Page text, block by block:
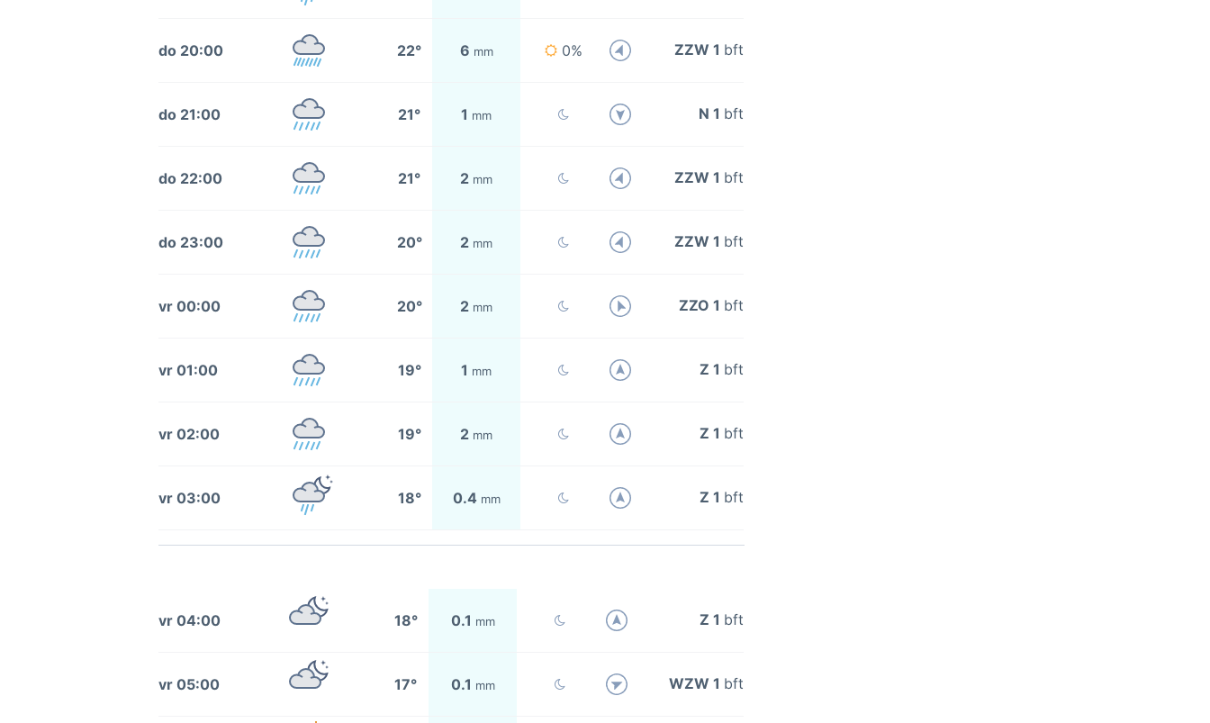
do 20:00 22° 6 mm 0% ZZW 1 bft
do 21:00 21° 1 mm N 1 bft
do 22:00 21° 2 mm ZZW 1 bft
do 23:00 20° 2 mm ZZW 1 bft
vr 00:00 20° 2 mm ZZO 1 bft
vr 01:00 19° 1 mm Z 1 bft
vr 02:00 19° 2 mm Z 1 bft
vr 03:00 18° 0.4 mm Z 1 bft
vr 04:00 18° 0.1 mm Z 1 bft
vr 05:00 17° 0.1 mm WZW 1 bft